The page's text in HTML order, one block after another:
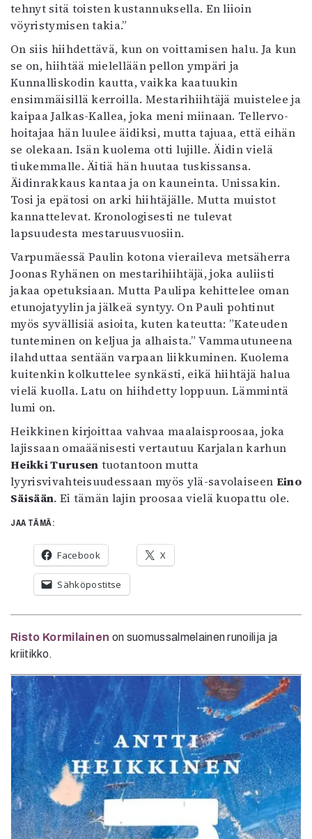
tehnyt sitä toisten kustannuksella. En liioin
vöyristymisen takia.”
On siis hiihdettävä, kun on voittamisen halu. Ja kun
se on, hiihtää mielellään pellon ympäri ja
Kunnalliskodin kautta, vaikka kaatuukin
ensimmäisillä kerroilla. Mestarihiihtäjä muistelee ja
kaipaa Jalkas-Kallea, joka meni miinaan. Tellervo-
hoitajaa hän luulee äidiksi, mutta tajuaa, että eihän
se olekaan. Isän kuolema otti lujille. Äidin vielä
tiukemmalle. Äitiä hän huutaa tuskissansa.
Äidinrakkaus kantaa ja on kauneinta. Unissakin.
Tosi ja epätosi on arki hiihtäjälle. Mutta muistot
kannattelevat. Kronologisesti ne tulevat
lapsuudesta mestaruusvuosiin.
Varpumäessä Paulin kotona vieraileva metsäherra
Joonas Ryhänen on mestarihiihtäjä, joka auliisti
jakaa opetuksiaan. Mutta Paulipa kehittelee oman
etunojatyylin ja jälkeä syntyy. On Pauli pohtinut
myös syvällisiä asioita, kuten kateutta: ”Kateuden
tunteminen on keljua ja alhaista.” Vammautuneena
ilahduttaa sentään varpaan liikkuminen. Kuolema
kuitenkin kolkuttelee synkästi, eikä hiihtäjä halua
vielä kuolla. Latu on hiihdetty loppuun. Lämmintä
lumi on.
Heikkinen kirjoittaa vahvaa maalaisproosaa, joka
lajissaan omaäänisesti vertautuu Karjalan karhun
Heikki Turusen tuotantoon mutta
lyyrisvivahteisuudessaan myös ylä-savolaiseen Eino
Säisään. Ei tämän lajin proosaa vielä kuopattu ole.
JAA TÄMÄ:
Facebook X
Sähköpostitse
Risto Kormilainen on suomussalmelainen runoilija ja
kriitikko.